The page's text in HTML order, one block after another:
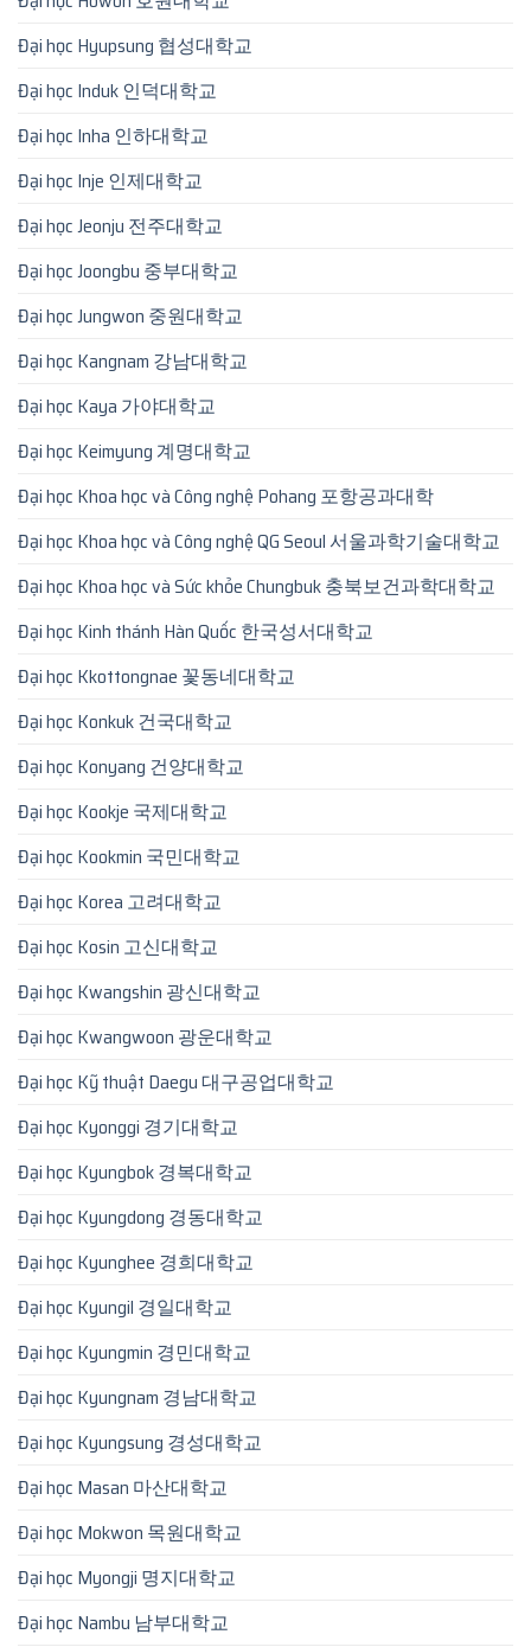
Đại học Hyupsung 협성대학교
Đại học Induk 인덕대학교
Đại học Inha 인하대학교
Đại học Inje 인제대학교
Đại học Jeonju 전주대학교
Đại học Joongbu 중부대학교
Đại học Jungwon 중원대학교
Đại học Kangnam 강남대학교
Đại học Kaya 가야대학교
Đại học Keimyung 계명대학교
Đại học Khoa học và Công nghệ Pohang 포항공과대학
Đại học Khoa học và Công nghệ QG Seoul 서울과학기술대학교
Đại học Khoa học và Sức khỏe Chungbuk 충북보건과학대학교
Đại học Kinh thánh Hàn Quốc 한국성서대학교
Đại học Kkottongnae 꽃동네대학교
Đại học Konkuk 건국대학교
Đại học Konyang 건양대학교
Đại học Kookje 국제대학교
Đại học Kookmin 국민대학교
Đại học Korea 고려대학교
Đại học Kosin 고신대학교
Đại học Kwangshin 광신대학교
Đại học Kwangwoon 광운대학교
Đại học Kỹ thuật Daegu 대구공업대학교
Đại học Kyonggi 경기대학교
Đại học Kyungbok 경복대학교
Đại học Kyungdong 경동대학교
Đại học Kyunghee 경희대학교
Đại học Kyungil 경일대학교
Đại học Kyungmin 경민대학교
Đại học Kyungnam 경남대학교
Đại học Kyungsung 경성대학교
Đại học Masan 마산대학교
Đại học Mokwon 목원대학교
Đại học Myongji 명지대학교
Đại học Nambu 남부대학교